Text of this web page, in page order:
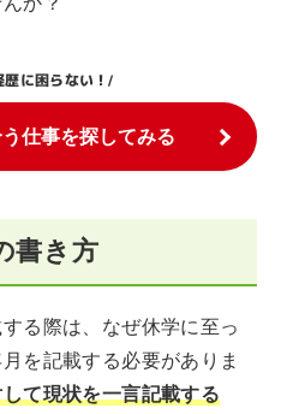
歴に困らない！/
う仕事を探してみる
書き方
る際は、なぜ休学に至っ
を記載する必要がありま
て現状を一言記載する